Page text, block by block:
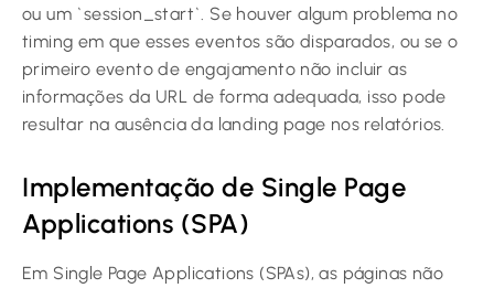
ou um `session_start`. Se houver algum problema no
timing em que esses eventos são disparados, ou se o
primeiro evento de engajamento não incluir as
informações da URL de forma adequada, isso pode
resultar na ausência da landing page nos relatórios.
Implementação de Single Page
Applications (SPA)
Em Single Page Applications (SPAs), as páginas não